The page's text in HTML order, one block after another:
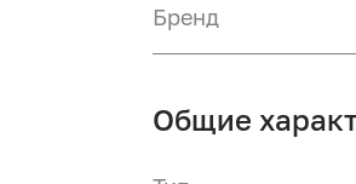
Бренд
Общие